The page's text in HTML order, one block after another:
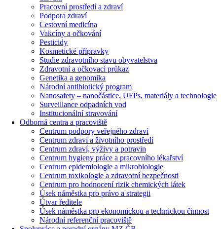
Pracovní prostředí a zdraví
Podpora zdraví
Cestovní medicína
Vakcíny a očkování
Pesticidy
Kosmetické přípravky
Studie zdravotního stavu obyvatelstva
Zdravotní a očkovací průkaz
Genetika a genomika
Národní antibiotický program
Nanosafety – nanočástice, UFPs, materiály a technologie
Surveillance odpadních vod
Institucionální stravování
Odborná centra a pracoviště
Centrum podpory veřejného zdraví
Centrum zdraví a životního prostředí
Centrum zdraví, výživy a potravin
Centrum hygieny práce a pracovního lékařství
Centrum epidemiologie a mikrobiologie
Centrum toxikologie a zdravotní bezpečnosti
Centrum pro hodnocení rizik chemických látek
Úsek náměstka pro právo a strategii
Útvar ředitele
Úsek náměstka pro ekonomickou a technickou činnost
Národní referenční pracoviště